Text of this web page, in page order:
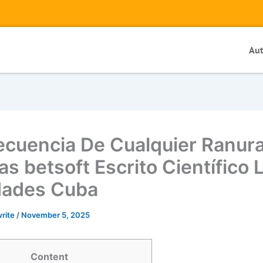
De Cualquier
betsoft Escrito Científico
Cuba
/ November 5, 2025
Content